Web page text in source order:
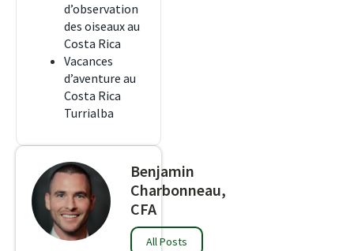
d’observation
des oiseaux au
Costa Rica
Vacances
d’aventure au
Costa Rica
Turrialba
Benjamin
Charbonneau,
CFA
All Posts